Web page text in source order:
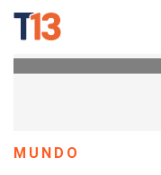
MUNDO